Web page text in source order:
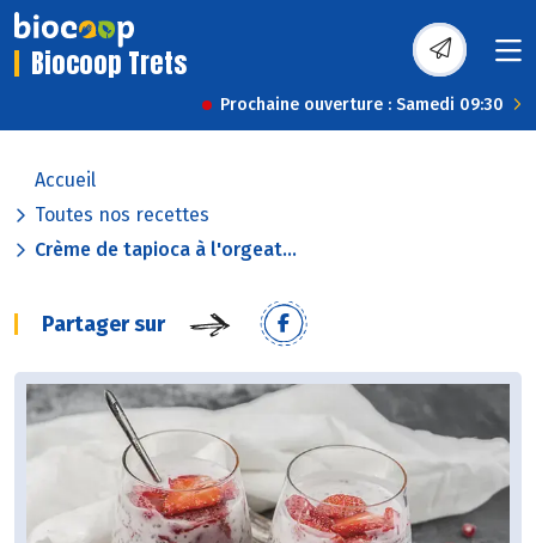
Biocoop Trets
Prochaine ouverture : Samedi 09:30
Accueil
Toutes nos recettes
Crème de tapioca à l'orgeat...
Partager sur